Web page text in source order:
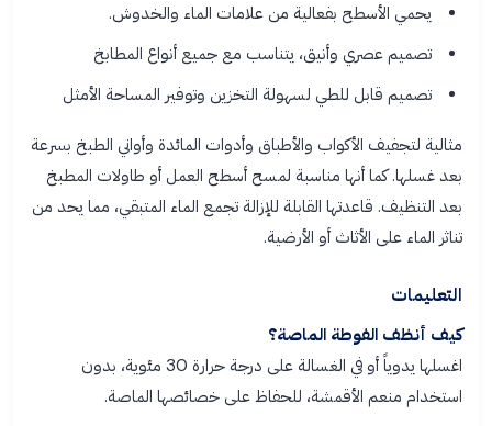
يحمي الأسطح بفعالية من علامات الماء والخدوش.
تصميم عصري وأنيق، يتناسب مع جميع أنواع المطابخ
تصميم قابل للطي لسهولة التخزين وتوفير المساحة الأمثل
مثالية لتجفيف الأكواب والأطباق وأدوات المائدة وأواني الطبخ بسرعة
بعد غسلها. كما أنها مناسبة لمسح أسطح العمل أو طاولات المطبخ
بعد التنظيف. قاعدتها القابلة للإزالة تجمع الماء المتبقي، مما يحد من
تناثر الماء على الأثاث أو الأرضية.
التعليمات
كيف أنظف الفوطة الماصة؟
اغسلها يدوياً أو في الغسالة على درجة حرارة 30 مئوية، بدون
استخدام منعم الأقمشة، للحفاظ على خصائصها الماصة.